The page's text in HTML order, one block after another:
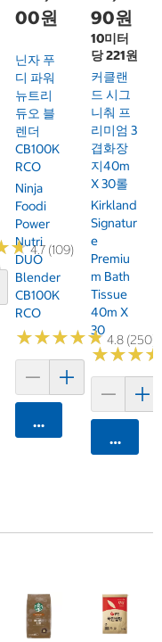
★
★4.7 (109)
기
00원
닌자 푸
디 파워
뉴트리
듀오 블
렌더
CB100K
RCO
Ninja
Foodi
Power
Nutri
DUO
Blender
CB100K
RCO
★★★★★
★★★★★4.8 (250)
카트에 담기
90원
10미터
당 221원
커클랜
드 시그
니춰 프
리미엄 3
겹화장
지40m
X 30롤
Kirkland
Signatur
E
Premiu
M Bath
Tissue
40m X
30
★★★
★★★
카트에